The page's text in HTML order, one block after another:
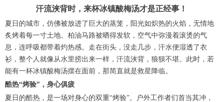
汗流浃背时，来杯冰镇酸梅汤才是正经事！
夏日的城市，仿佛被放进了巨大的蒸笼，阳光如炽热的火焰，无情地
炙烤着每一寸土地。柏油马路被晒得发软，空气中弥漫着滚烫的气
息，连呼吸都带着灼热感。走在街头，没走几步，汗水便湿透了衣
衫，整个人就像从水里捞出来一样，汗流浃背，狼狈不堪。此时，若
能有一杯冰镇酸梅汤摆在面前，那简直就是救星降临。
酷热“烤验”，身心俱疲
夏日的酷热，是一场对身心的双重“烤验”。户外工作者们首当其冲，